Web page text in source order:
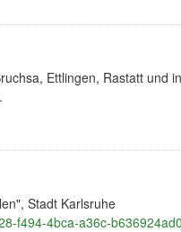
Ettlingen, Rastatt und
Stadt Karlsruhe
f494-4bca-a36c-